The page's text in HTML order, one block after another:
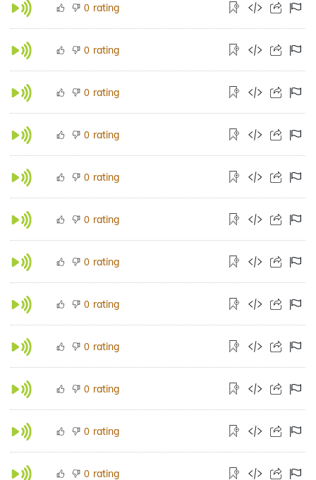
0 rating
0 rating
0 rating
0 rating
0 rating
0 rating
0 rating
0 rating
0 rating
0 rating
0 rating
0 rating